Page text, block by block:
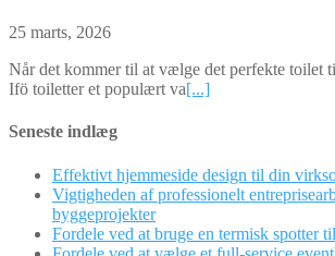
25 marts, 2026
Når det kommer til at vælge det perfekte toilet
Ifö toiletter et populært va[...]
Seneste indlæg
Effektivt hjemmeside design til din
Vigtigheden af professionelt
byggeprojekter
Fordele ved at bruge en termisk spotter